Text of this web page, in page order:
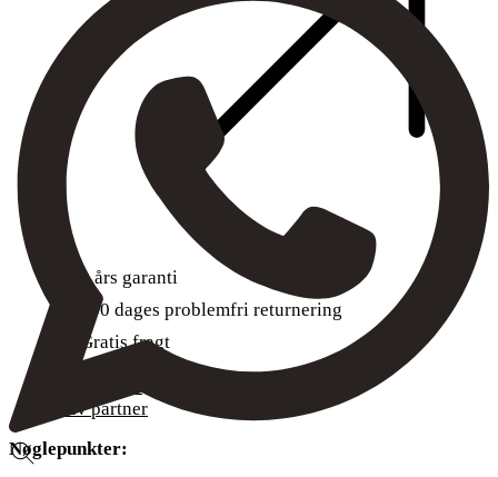
3 års garanti
100 dages problemfri returnering
Gratis fragt
Nyheder
Bliv partner
Nøglepunkter: